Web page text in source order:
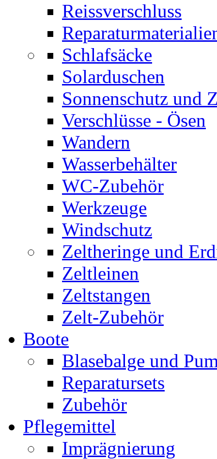
Reissverschluss
Schlafsäcke
Solarduschen
Sonnenschutz und
Verschlüsse - Ösen
Wandern
Wasserbehälter
WC-Zubehör
Werkzeuge
Windschutz
Zeltheringe und
Zeltleinen
Zeltstangen
Zelt-Zubehör
Boote
Blasebalge und
Reparatursets
Zubehör
Pflegemittel
Imprägnierung